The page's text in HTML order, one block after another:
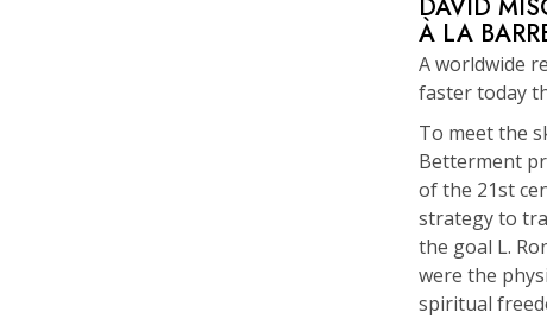
DAVID
À LA
A worldwide
faster today
To meet the
Betterment
of the 21st
strategy to
the goal L.
were the
spiritual